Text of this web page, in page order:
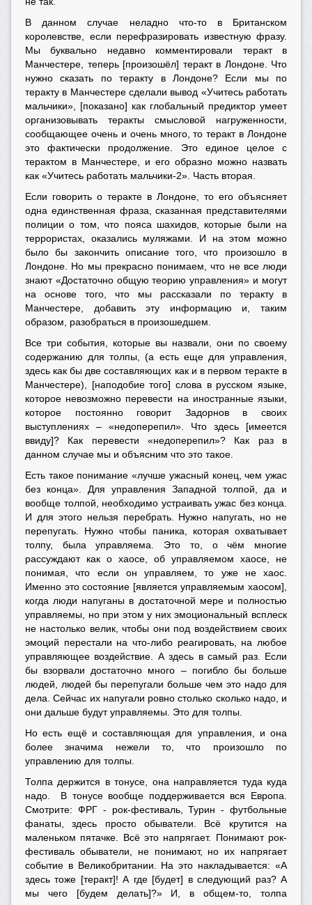
В данном случае неладно что-то в Британском
королевстве, если перефразировать известную фразу.
Мы буквально недавно комментировали теракт в
Манчестере, теперь [произошёл] теракт в Лондоне. Что
нужно сказать по теракту в Лондоне? Если мы по
теракту в Манчестере сделали вывод «Учитесь работать
мальчики», [показано] как глобальный предиктор умеет
организовывать теракты смысловой нагруженности,
сообщающее очень и очень много, то теракт в Лондоне
это фактически продолжение. Это единое целое с
терактом в Манчестере, и его образно можно назвать
как «Учитесь работать мальчики-2». Часть вторая.
Если говорить о теракте в Лондоне, то его объясняет
одна единственная фраза, сказанная представителями
полиции о том, что пояса шахидов, которые были на
террористах, оказались муляжами. И на этом можно
было бы закончить описание того, что произошло в
Лондоне. Но мы прекрасно понимаем, что не все люди
знают «Достаточно общую теорию управления» и могут
на основе того, что мы рассказали по теракту в
Манчестере, добавить эту информацию и, таким
образом, разобраться в произошедшем.
Все три события, которые вы назвали, они по своему
содержанию для толпы, (а есть еще для управления,
здесь как бы две составляющих как и в первом теракте в
Манчестере), [наподобие того] слова в русском языке,
которое невозможно перевести на иностранные языки,
которое постоянно говорит Задорнов в своих
выступлениях – «недоперепил». Что здесь [имеется
ввиду]? Как перевести «недоперепил»? Как раз в
данном случае мы и объясним что это такое.
Есть такое понимание «лучше ужасный конец, чем ужас
без конца». Для управления Западной толпой, да и
вообще толпой, необходимо устраивать ужас без конца.
И для этого нельзя перебрать. Нужно напугать, но не
перепугать. Нужно чтобы паника, которая охватывает
толпу, была управляема. Это то, о чём многие
рассуждают как о хаосе, об управляемом хаосе, не
понимая, что если он управляем, то уже не хаос.
Именно это состояние [является управляемым хаосом],
когда люди напуганы в достаточной мере и полностью
управляемы, но при этом у них эмоциональный всплеск
не настолько велик, чтобы они под воздействием своих
эмоций перестали на что-либо реагировать, на любое
управляющее воздействие. А здесь в самый раз. Если
бы взорвали достаточно много – погибло бы больше
людей, людей бы перепугали больше чем это надо для
дела. Сейчас их напугали ровно столько сколько надо, и
они дальше будут управляемы. Это для толпы.
Но есть ещё и составляющая для управления, и она
более значима нежели то, что произошло по
управлению для толпы.
Толпа держится в тонусе, она направляется туда куда
надо. В тонусе вообще поддерживается вся Европа.
Смотрите: ФРГ - рок-фестиваль, Турин - футбольные
фанаты, здесь просто обыватели. Всё крутится на
маленьком пятачке. Всё это напрягает. Понимают рок-
фестиваль обыватели, не понимают, но их напрягает
событие в Великобритании. На это накладывается: «А
здесь тоже [теракт]! А где [будет] в следующий раз? А
мы чего [будем делать]?» И, в общем-то, толпа